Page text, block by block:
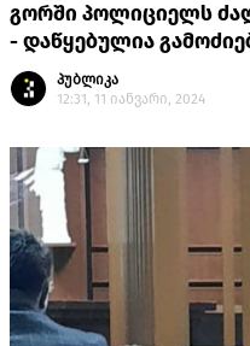
გორში პოლიციელს
- დაწყებულია
პუბლიკა
12:31, 11 იანვარი, 2024